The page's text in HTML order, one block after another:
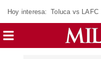
Hoy interesa: Toluca vs LAFC